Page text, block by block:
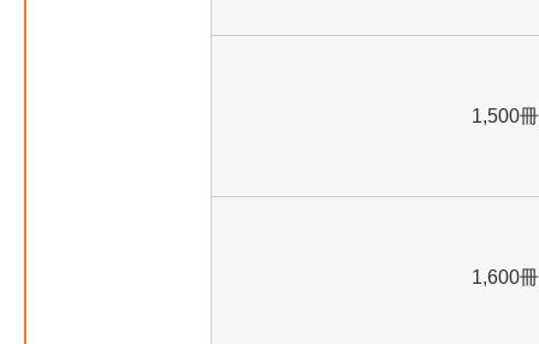
1,500冊
1,600冊